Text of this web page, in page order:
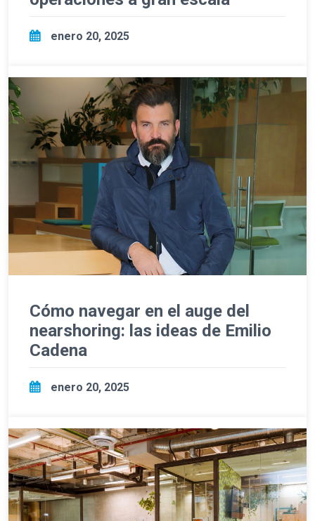
enero 20, 2025
Cómo navegar en el auge del
nearshoring: las ideas de Emilio
Cadena
enero 20, 2025